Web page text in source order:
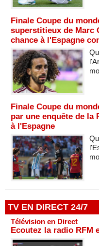
Finale Coupe du
superstitieux de Marc
chance à l'Espagne
Finale Coupe du
par une enquête de la
à l'Espagne
TV EN DIRECT 24/7
Télévision en Direct
Ecoutez la radio RFM